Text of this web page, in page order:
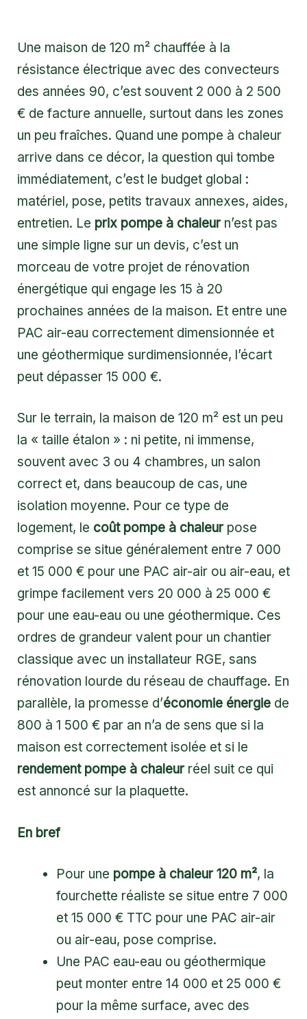
Une maison de 120 m² chauffée à la
résistance électrique avec des convecteurs
des années 90, c’est souvent 2 000 à 2 500
€ de facture annuelle, surtout dans les zones
un peu fraîches. Quand une pompe à chaleur
arrive dans ce décor, la question qui tombe
immédiatement, c’est le budget global :
matériel, pose, petits travaux annexes, aides,
entretien. Le prix pompe à chaleurn’est pas
une simple ligne sur un devis, c’est un
morceau de votre projet de rénovation
énergétique qui engage les 15 à 20
prochaines années de la maison. Et entre une
PAC air-eau correctement dimensionnée et
une géothermique surdimensionnée, l’écart
peut dépasser 15 000 €.
Sur le terrain, la maison de 120 m² est un peu
la « taille étalon » : ni petite, ni immense,
souvent avec 3 ou 4 chambres, un salon
correct et, dans beaucoup de cas, une
isolation moyenne. Pour ce type de
logement, le coût pompe à chaleurpose
comprise se situe généralement entre 7 000
et 15 000 € pour une PAC air-air ou air-eau, et
grimpe facilement vers 20 000 à 25 000 €
pour une eau-eau ou une géothermique. Ces
ordres de grandeur valent pour un chantier
classique avec un installateur RGE, sans
rénovation lourde du réseau de chauffage. En
parallèle, la promesse d’économie énergie de
800 à 1 500 € par an n’a de sens que si la
maison est correctement isolée et si le
rendement pompe à chaleurréel suit ce qui
est annoncé sur la plaquette.
En bref
Pour une pompe à chaleur 120 m², la
fourchette réaliste se situe entre 7 000
et 15 000 € TTC pour une PAC air-air
ou air-eau, pose comprise.
Une PAC eau-eau ou géothermique
peut monter entre 14 000 et 25 000 €
pour la même surface, avec des